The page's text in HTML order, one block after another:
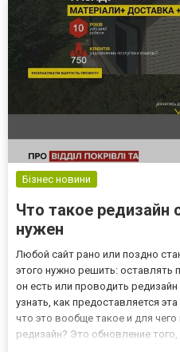
Бізнес новини
Что такое редизайн
нужен
Любой сайт рано или поздно
этого нужно решить: оставлять
он есть или проводить
узнать, как предоставляется
что это вообще такое и для
редизайн? Это обновление